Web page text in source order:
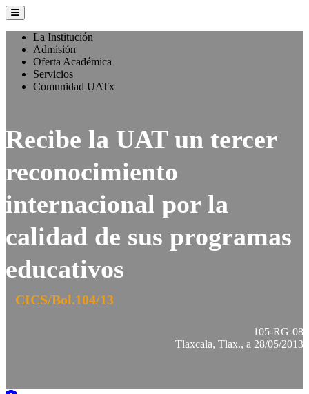
La Institución
Admisión
Oferta Académica
Servicios
Comunidad UATx
Recibe la UAT un tercer
reconocimiento
internacional por la
calidad de sus programas
educativos
CICS/Bol.104/13
105-RG-08
Tlaxcala, Tlax., a 28/05/2013